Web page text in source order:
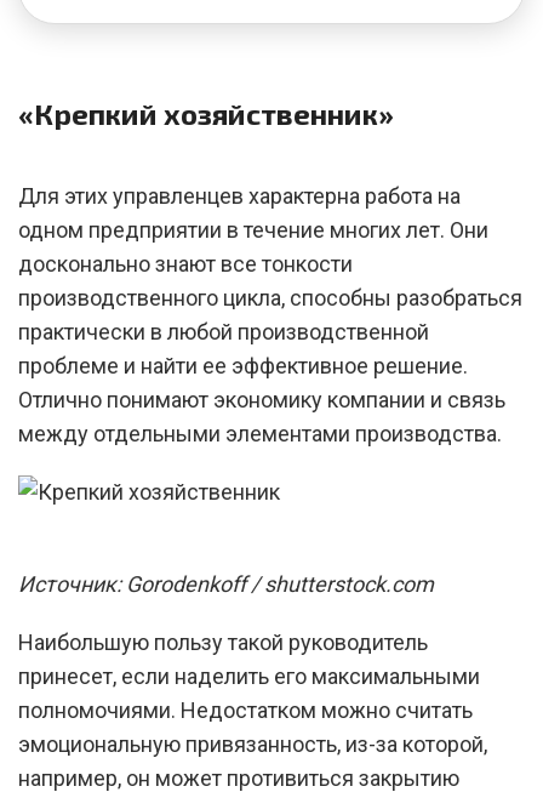
«Крепкий хозяйственник»
Для этих управленцев характерна работа на
одном предприятии в течение многих лет. Они
досконально знают все тонкости
производственного цикла, способны разобраться
практически в любой производственной
проблеме и найти ее эффективное решение.
Отлично понимают экономику компании и связь
между отдельными элементами производства.
Источник: Gorodenkoff / shutterstock.com
Наибольшую пользу такой руководитель
принесет, если наделить его максимальными
полномочиями. Недостатком можно считать
эмоциональную привязанность, из-за которой,
например, он может противиться закрытию